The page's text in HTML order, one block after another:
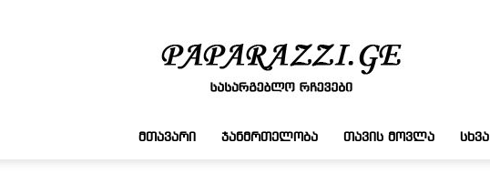
რჩევები
ᲛᲗᲐᲕᲐᲠᲘ ᲯᲐᲜᲛᲠᲗᲔᲚᲝᲑᲐ ᲗᲐᲕᲘᲡ ᲛᲝᲕᲚᲐ ᲡᲮᲕᲐ